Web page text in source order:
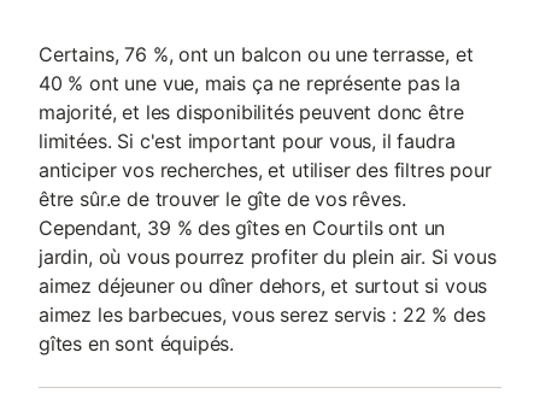
Certains, 76 %, ont un balcon ou une terrasse, et
40 % ont une vue, mais ça ne représente pas la
majorité, et les disponibilités peuvent donc être
limitées. Si c'est important pour vous, il faudra
anticiper vos recherches, et utiliser des filtres pour
être sûr.e de trouver le gîte de vos rêves.
Cependant, 39 % des gîtes en Courtils ont un
jardin, où vous pourrez profiter du plein air. Si vous
aimez déjeuner ou dîner dehors, et surtout si vous
aimez les barbecues, vous serez servis : 22 % des
gîtes en sont équipés.